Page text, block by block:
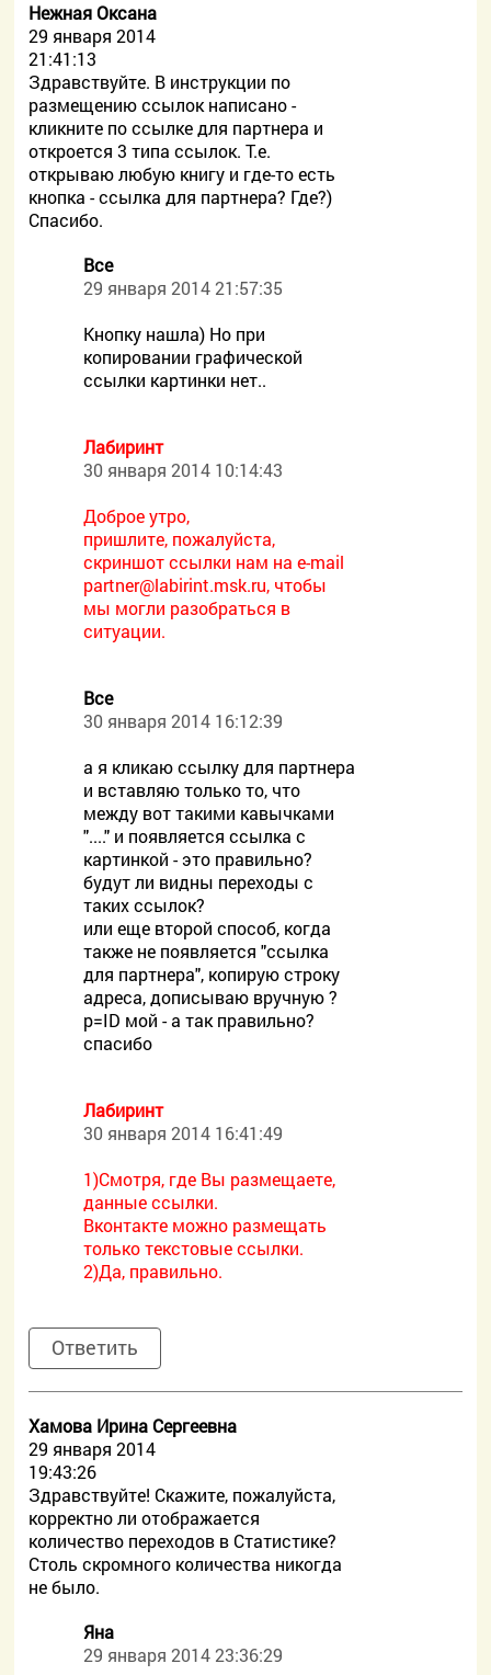
Нежная Оксана
29 января 2014
21:41:13
Здравствуйте. В инструкции по
размещению ссылок написано -
кликните по ссылке для партнера и
откроется 3 типа ссылок. Т.е.
открываю любую книгу и где-то есть
кнопка - ссылка для партнера? Где?)
Спасибо.
Все
29 января 2014 21:57:35
Кнопку нашла) Но при
копировании графической
ссылки картинки нет..
Лабиринт
30 января 2014 10:14:43
Доброе утро,
пришлите, пожалуйста,
скриншот ссылки нам на e-mail
partner@labirint.msk.ru, чтобы
мы могли разобраться в
ситуации.
Все
30 января 2014 16:12:39
а я кликаю ссылку для партнера
и вставляю только то, что
между вот такими кавычками
"...." и появляется ссылка с
картинкой - это правильно?
будут ли видны переходы с
таких ссылок?
или еще второй способ, когда
также не появляется "ссылка
для партнера", копирую строку
адреса, дописываю вручную ?
p=ID мой - а так правильно?
спасибо
Лабиринт
30 января 2014 16:41:49
1)Смотря, где Вы размещаете,
данные ссылки.
Вконтакте можно размещать
только текстовые ссылки.
2)Да, правильно.
Ответить
Хамова Ирина Сергеевна
29 января 2014
19:43:26
Здравствуйте! Скажите, пожалуйста,
корректно ли отображается
количество переходов в Статистике?
Столь скромного количества никогда
не было.
Яна
29 января 2014 23:36:29